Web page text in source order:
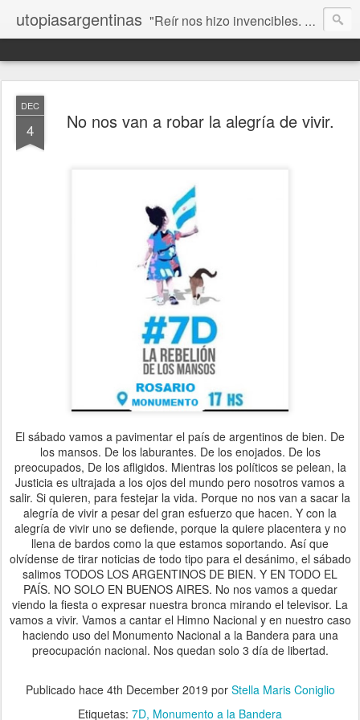
utopiasargentinas "Reír nos hizo invencibles. No como los que siempre ganan, sino como aquellos que no se rinden”. Frida Kahlo
DEC
4 No nos van a robar la alegría de vivir.
El sábado vamos a pavimentar el país de argentinos de bien. De
los mansos. De los laburantes. De los enojados. De los
preocupados, De los afligidos. Mientras los políticos se pelean, la
Justicia es ultrajada a los ojos del mundo pero nosotros vamos a
salir. Si quieren, para festejar la vida. Porque no nos van a sacar la
alegría de vivir a pesar del gran esfuerzo que hacen. Y con la
alegría de vivir uno se defiende, porque la quiere placentera y no
llena de bardos como la que estamos soportando. Así que
olvídense de tirar noticias de todo tipo para el desánimo, el sábado
salimos TODOS LOS ARGENTINOS DE BIEN. Y EN TODO EL
PAÍS. NO SOLO EN BUENOS AIRES. No nos vamos a quedar
viendo la fiesta o expresar nuestra bronca mirando el televisor. La
vamos a vivir. Vamos a cantar el Himno Nacional y en nuestro caso
haciendo uso del Monumento Nacional a la Bandera para una
preocupación nacional. Nos quedan solo 3 día de libertad.
Publicado hace 4th December 2019 por Stella Maris Coniglio
Etiquetas: 7D Monumento a la Bandera